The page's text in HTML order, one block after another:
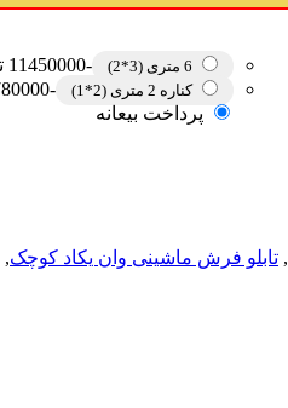
6 متری (3*2) -11450000 تومان
کناره 2 متری (2*1) -18780000 تومان
پرداخت بیعانه
, تابلو فرش ماشینی وان یکاد کوچک,